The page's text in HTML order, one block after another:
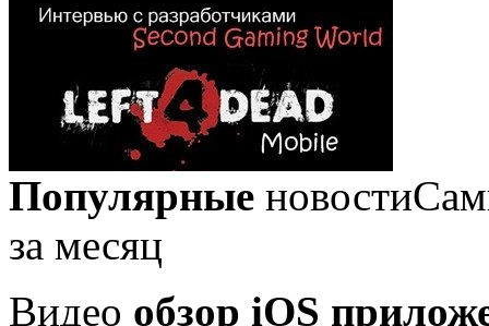
Популярные новости
за месяц
Видео обзор iOS